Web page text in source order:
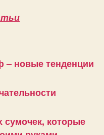
новые тенденции
которые